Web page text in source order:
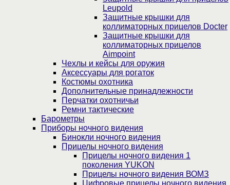
Leupold
Защитные крышки для
коллиматорных прицелов Docter
Защитные крышки для
коллиматорных прицелов
Aimpoint
Чехлы и кейсы для оружия
Аксессуары для рогаток
Костюмы охотника
Дополнительные принадлежности
Перчатки охотничьи
Ремни тактические
Барометры
Приборы ночного видения
Бинокли ночного видения
Прицелы ночного видения
Прицелы ночного видения 1
поколения YUKON
Прицелы ночного видения ВОМЗ
Цифровые прицелы ночного видения